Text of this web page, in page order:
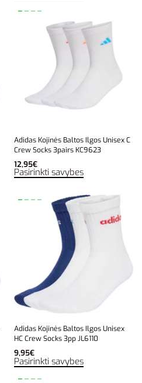
Adidas Kojinės Baltos Ilgos Unisex C
Crew Socks 3pairs KC9623
12,95€
Pasirinkti savybes
Adidas Kojinės Baltos Ilgos Unisex
HC Crew Socks 3pp JL6110
9,95€
Pasirinkti savybes